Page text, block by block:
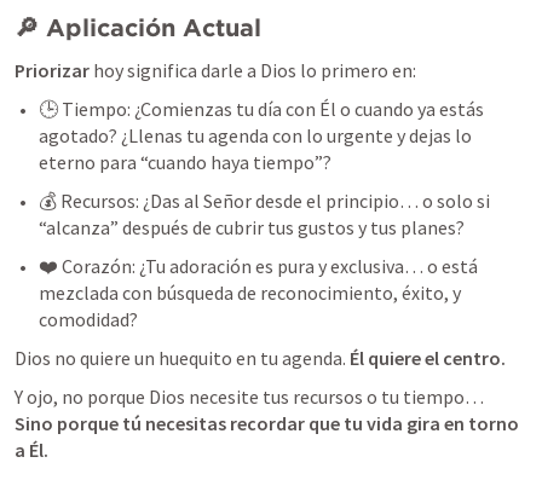
🔎 Aplicación Actual
Priorizar hoy significa darle a Dios lo primero en:
🕒 Tiempo: ¿Comienzas tu día con Él o cuando ya estás
agotado? ¿Llenas tu agenda con lo urgente y dejas lo
eterno para “cuando haya tiempo”?
💰 Recursos: ¿Das al Señor desde el principio… o solo si
“alcanza” después de cubrir tus gustos y tus planes?
❤️ Corazón: ¿Tu adoración es pura y exclusiva… o está
mezclada con búsqueda de reconocimiento, éxito, y
comodidad?
Dios no quiere un huequito en tu agenda. Él quiere el centro.
Sino porque tú necesitas recordar que tu vida gira en torno
a Él.